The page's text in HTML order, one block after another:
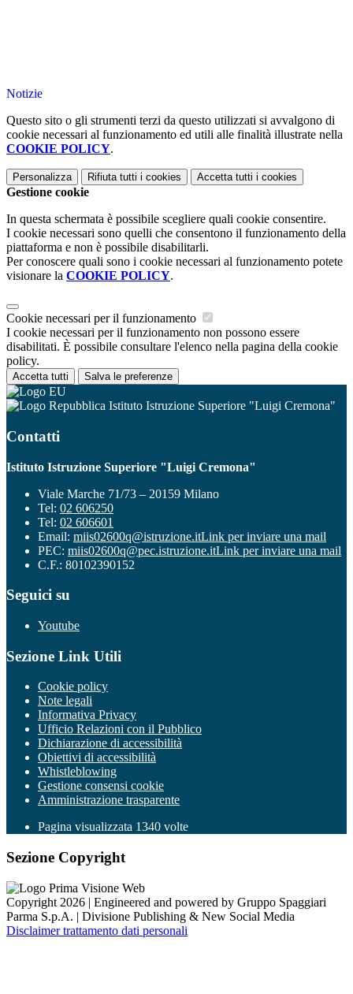
Notizie
Questo sito o gli strumenti terzi da questo utilizzati si avvalgono di
cookie necessari al funzionamento ed utili alle finalità illustrate nella
COOKIE POLICY.
Personalizza Rifiuta tutti i cookies Accetta tutti i cookies
Gestione cookie
In questa schermata è possibile scegliere quali cookie consentire.
I cookie necessari sono quelli che consentono il funzionamento della
piattaforma e non è possibile disabilitarli.
Per conoscere quali sono i cookie necessari al funzionamento potete
visionare la COOKIE POLICY.
Cookie necessari per il funzionamento
I cookie necessari per il funzionamento non possono essere
disabilitati. È possibile consultare l'elenco nella pagina della cookie
policy.
Accetta tutti Salva le preferenze
Istituto Istruzione Superiore "Luigi Cremona"
Contatti
Istituto Istruzione Superiore "Luigi Cremona"
Viale Marche 71/73 – 20159 Milano
Tel: 02 606250
Tel: 02 606601
Email: miis02600q@istruzione.itLink per inviare una mail
PEC: miis02600q@pec.istruzione.itLink per inviare una mail
C.F.: 80102390152
Seguici su
Youtube
Sezione Link Utili
Cookie policy
Note legali
Informativa Privacy
Ufficio Relazioni con il Pubblico
Dichiarazione di accessibilità
Obiettivi di accessibilità
Whistleblowing
Gestione consensi cookie
Amministrazione trasparente
Pagina visualizzata 1340 volte
Sezione Copyright
Copyright 2026 | Engineered and powered by Gruppo Spaggiari
Parma S.p.A. | Divisione Publishing & New Social Media
Disclaimer trattamento dati personali